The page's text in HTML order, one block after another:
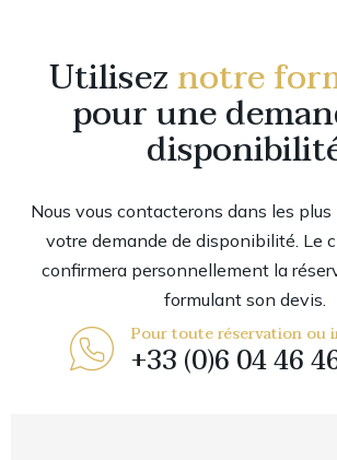
Utiliseznotre
pour une
Nous vous contacterons dans les
votre demande de disponibilité. Le
confirmera personnellement la
formulant son devis.
Pour toute réservation ou
+33 (0)6 04 46